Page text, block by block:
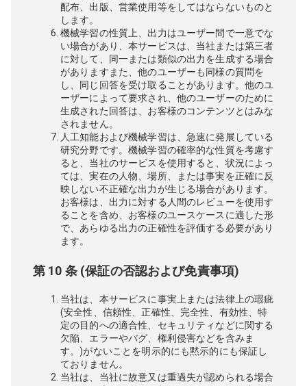
配布、出版、営業使用等をしてはならないものと
します。
機械学習の性質上、出力はユーザー間で一意でな
い場合があり、本サービスは、当社または第三者
に対して、同一または類似の出力を生成する場合
がありますまた、他のユーザーも同様の質問を
し、同じ回答を受け取ることがあります。他のユ
ーザーによって要求され、他のユーザーのために
生成された回答は、お客様のコンテンツとはみな
されません。
人工知能および機械学習は、急速に発展している
研究分野です。機械学習の確率的な性質を考慮す
ると、当社のサービスを使用すると、状況によっ
ては、実在の人物、場所、または事実を正確に反
映しない不正確な出力が生じる場合があります。
お客様は、出力に対する人間のレビューを使用す
ることを含め、お客様のユースケースに適した形
で、あらゆる出力の正確性を評価する必要があり
ます。
第 10 条 (保証の否認および免責事項)
当社は、本サービスに事実上または法律上の瑕疵
(安全性、信頼性、正確性、完全性、有効性、特
定の目的への適合性、セキュリティなどに関する
欠陥、エラーやバグ、権利侵害などを含みま
す。)がないことを明示的にも黙示的にも保証し
ておりません。
当社は、当社に故意又は重過失が認められる場合